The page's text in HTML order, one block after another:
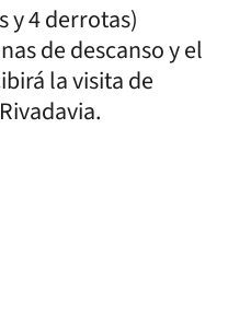
y 4 derrotas)
de descanso y el
la visita de